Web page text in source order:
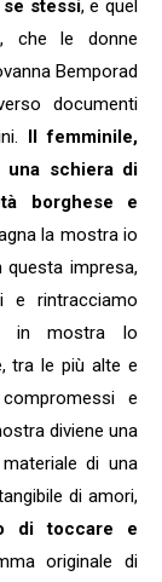
stessi, e quel
che le donne
Bemporad
documenti
Il femminile,
una schiera di
borghese e
la mostra io
questa impresa,
e rintracciamo
in mostra lo
tra le più alte e
e
diviene una
di una
di amori,
di toccare e
originale di